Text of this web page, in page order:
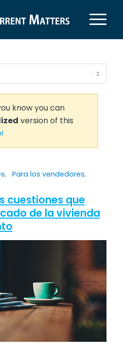
know you can
version of this
, Para los vendedores,
cuestiones que
de la vivienda